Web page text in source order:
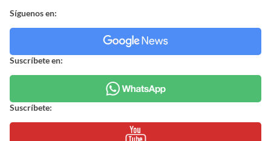
Síguenos en:
Suscríbete en:
Suscríbete: